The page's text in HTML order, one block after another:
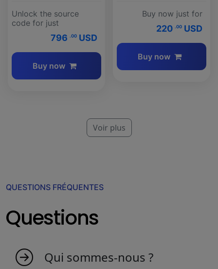
Unlock the source
code for just
796 .00 USD
Buy now
Buy now just for
220 .00 USD
Buy now
Voir plus
QUESTIONS FRÉQUENTES
Questions
Qui sommes-nous ?